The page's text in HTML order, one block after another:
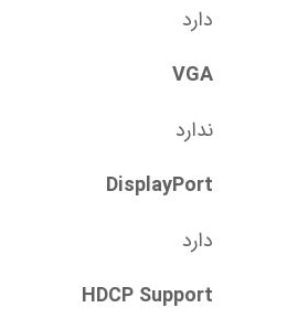
دارد
VGA
ندارد
DisplayPort
دارد
HDCP Support